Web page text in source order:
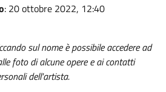
: 20 ottobre 2022, 12:40
sul nome è possibile accedere ad
foto di alcune opere e ai contatti
dell'artista.